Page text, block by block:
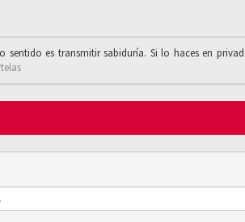
sentido es transmitir sabiduría. Si lo haces en